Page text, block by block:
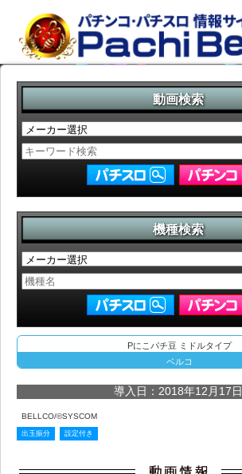
動画検索
機種検索
Pにこパチ豆 ミドルタイプ
ベルコ
導入日：2018年12月17日
BELLCO/©SYSCOM
出玉振分 設定付き